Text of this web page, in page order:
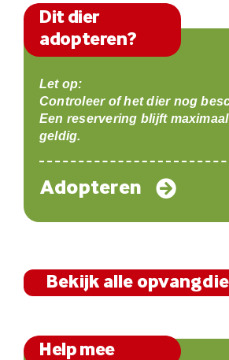
Dit dier
adopteren?
Let op:
Controleer of het dier nog
Een reservering blijft
geldig.
Adopteren
Bekijk alle
Help mee